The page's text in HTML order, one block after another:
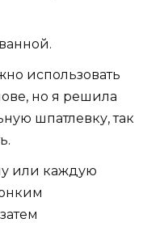
использовать
но я решила
шпатлевку, так
или каждую